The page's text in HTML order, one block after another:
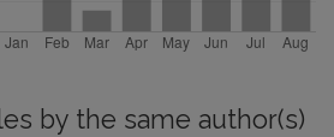
by the same author(s)